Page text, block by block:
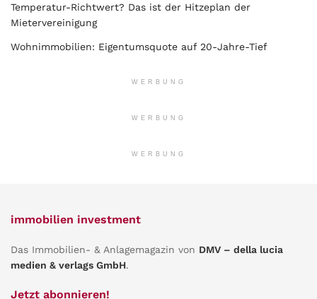
Temperatur-Richtwert? Das ist der Hitzeplan der
Mietervereinigung
Wohnimmobilien: Eigentumsquote auf 20-Jahre-Tief
WERBUNG
WERBUNG
WERBUNG
immobilien investment
Das Immobilien- & Anlagemagazin von DMV – della lucia
medien & verlags GmbH.
Jetzt abonnieren!